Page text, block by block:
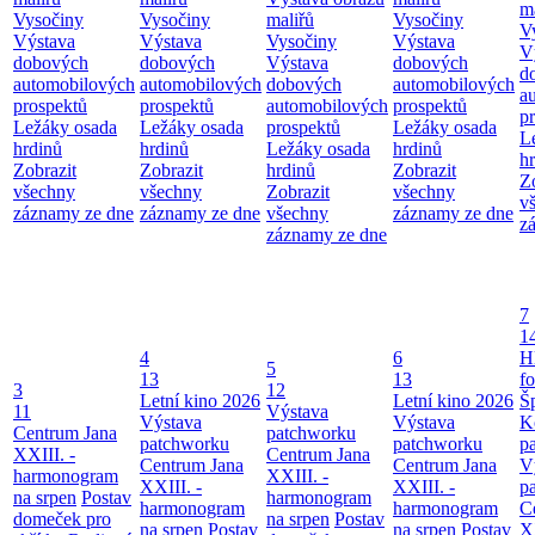
Vysočiny
Výstava
dobových
automobilových
prospektů
Ležáky osada
hrdinů
Zobrazit
všechny
záznamy ze dne
Vysočiny
Výstava
dobových
automobilových
prospektů
Ležáky osada
hrdinů
Zobrazit
všechny
záznamy ze dne
maliřů
Vysočiny
Výstava
dobových
automobilových
prospektů
Ležáky osada
hrdinů
Zobrazit
všechny
záznamy ze dne
Vysočiny
Výstava
dobových
automobilových
prospektů
Ležáky osada
hrdinů
Zobrazit
všechny
záznamy ze dne
3
11
Centrum Jana
XXIII. -
harmonogram
na srpen Postav
domeček pro
4
13
Letní kino 2026
Výstava
patchworku
Centrum Jana
XXIII. -
harmonogram
na srpen Postav
5
12
Výstava
patchworku
Centrum Jana
XXIII. -
harmonogram
na srpen Postav
6
13
Letní kino 2026
Výstava
patchworku
Centrum Jana
XXIII. -
harmonogram
na srpen Postav
7